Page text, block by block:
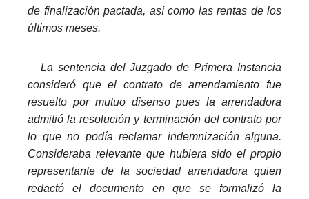
de finalización pactada, así como las rentas de los
últimos meses.
La sentencia del Juzgado de Primera Instancia
consideró que el contrato de arrendamiento fue
resuelto por mutuo disenso pues la arrendadora
admitió la resolución y terminación del contrato por
lo que no podía reclamar indemnización alguna.
Consideraba relevante que hubiera sido el propio
representante de la sociedad arrendadora quien
redactó el documento en que se formalizó la